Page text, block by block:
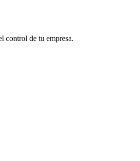
control de tu empresa.